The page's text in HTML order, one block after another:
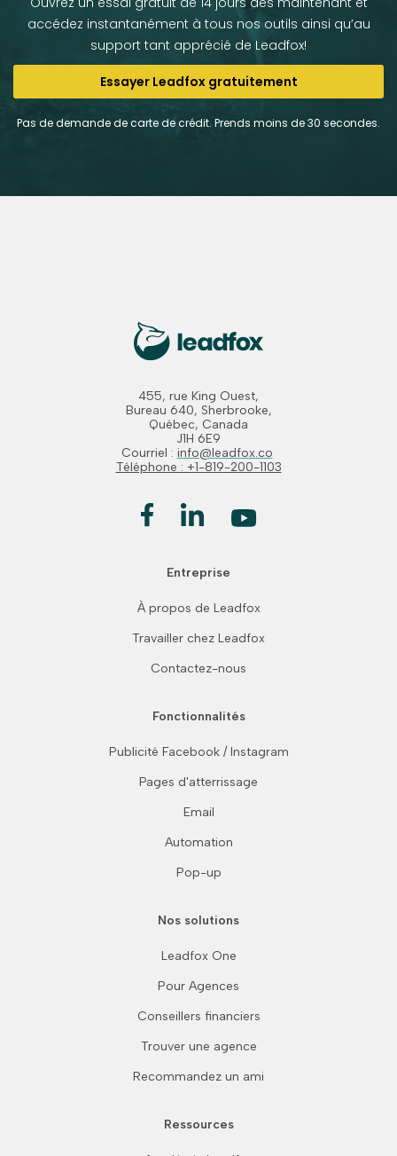
accédez instantanément à tous nos outils ainsi qu’au
support tant apprécié de Leadfox!
Essayer Leadfox gratuitement
Pas de demande de carte de crédit. Prends moins de 30 secondes.
455, rue King Ouest,
Bureau 640, Sherbrooke,
Québec, Canada
J1H 6E9
Courriel : info@leadfox.co
Téléphone : +1-819-200-1103
Entreprise
À propos de Leadfox
Travailler chez Leadfox
Contactez-nous
Fonctionnalités
Publicité Facebook / Instagram
Pages d'atterrissage
Email
Automation
Pop-up
Nos solutions
Leadfox One
Pour Agences
Conseillers financiers
Trouver une agence
Recommandez un ami
Ressources